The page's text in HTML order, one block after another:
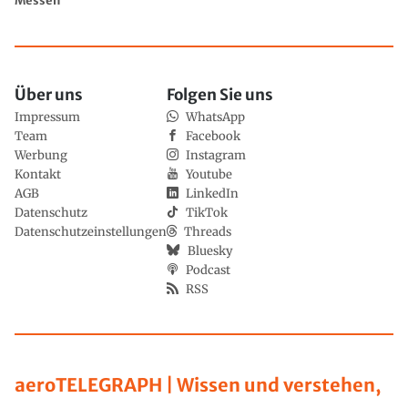
aeroTELEGRAPH | Wissen und verstehen,
Über uns
Impressum
Team
Werbung
Kontakt
AGB
Datenschutz
Datenschutzeinstellungen
Folgen Sie uns
WhatsApp
Facebook
Instagram
Youtube
LinkedIn
TikTok
Threads
Bluesky
Podcast
RSS